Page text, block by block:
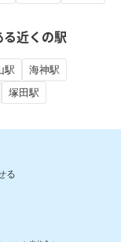
近くの駅
駅
海神駅
塚田駅
る